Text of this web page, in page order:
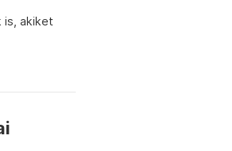
is, akiket